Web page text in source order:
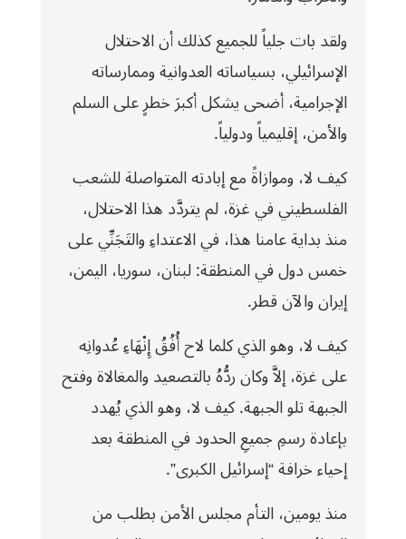
ولقد بات جلياً للجميع كذلك أن الاحتلال
الإسرائيلي، بسياساته العدوانية وممارساته
الإجرامية، أضحى يشكل أكبرَ خطرٍ على السلم
والأمن، إقليمياً ودولياً.
كيف لا، وموازاةً مع إبادته المتواصلة للشعب
الفلسطيني في غزة، لم يتردَّد هذا الاحتلال،
منذ بداية عامنا هذا، في الاعتداءِ والتَجَنِّي على
خمس دول في المنطقة: لبنان، سوريا، اليمن،
إيران والآن قطر.
كيف لا، وهو الذي كلما لاح أُفُقُ إِنْهَاءِ عُدوانِه
على غزة، إلاَّ وكان ردُّهُ بالتصعيد والمغالاة وفتح
الجبهة تلو الجبهة. كيف لا، وهو الذي يُهدد
بإعادة رسمِ جميعِ الحدود في المنطقة بعد
إحياء خرافة “إسرائيل الكبرى”.
منذ يومين، التأم مجلس الأمن بطلب من